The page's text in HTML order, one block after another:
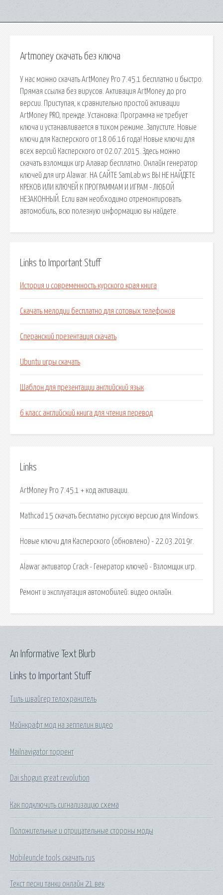
Artmoney скачать без ключа
У нас можно скачать ArtMoney Pro 7.45.1 бесплатно и быстро.
Прямая ссылка без вирусов. Активация ArtMoney до pro
версии. Приступая, к сравнительно простой активации
ArtMoney PRO, прежде. Установка: Программа не требует
ключа и устанавливается в тихом режиме. Запустите. Новые
ключи для Касперского от 18.06.16 года! Новые ключи для
всех версий Касперского от 02.07.2015. Здесь можно
скачать взломщик игр Алавар бесплатно. Онлайн генератор
ключей для игр Alawar. НА САЙТЕ SamLab.ws ВЫ НЕ НАЙДЕТЕ
КРЕКОВ ИЛИ КЛЮЧЕЙ К ПРОГРАММАМ И ИГРАМ - ЛЮБОЙ
НЕЗАКОННЫЙ. Если вам необходимо отремонтировать
автомобиль, всю полезную информацию вы найдете.
Links to Important Stuff
История и современность курского края книга
Скачать мелодии бесплатно для сотовых телефонов
Сперанский презентация скачать
Ubuntu игры скачать
Шаблон для презентации английский язык
6 класс английский книга для чтения перевод
Links
ArtMoney Pro 7.45.1 + код активации.
Mathcad 15 скачать бесплатно русскую версию для Windows.
Новые ключи для Касперского (обновлено) - 22.03.2019г.
Alawar активатор Crack - Генератор ключей - Взломщик игр.
Ремонт и эксплуатация автомобилей: видео онлайн.
Links to Important Stuff
Тиль швайгер телохранитель
Майнкрафт мод на зеппелин видео
Mailnavigator торрент
Dai shogun great revolution
Как подключить сигнализацию схема
Положительные и отрицательные стороны моды
Mobileuncle tools скачать rus
Текст песни танки онлайн 21 век
An Informative Text Blurb